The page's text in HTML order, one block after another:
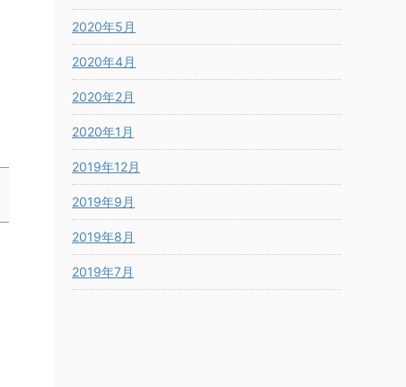
2020年5月
2020年4月
2020年2月
2020年1月
2019年12月
2019年9月
2019年8月
2019年7月